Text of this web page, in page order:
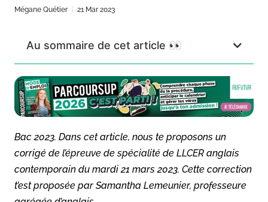
Mégane Quétier 21 Mar 2023
Au sommaire de cet article 👀
Bac 2023. Dans cet article, nous te proposons un
corrigé de l’épreuve de spécialité de LLCER anglais
contemporain du mardi 21 mars 2023. Cette correction
t’est proposée par Samantha Lemeunier, professeure